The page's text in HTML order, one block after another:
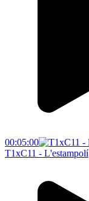
00:05:00
T1xC11 - L'estampolí